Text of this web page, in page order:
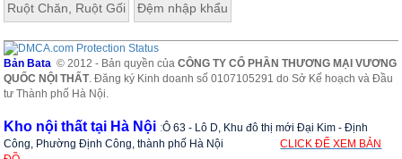
Ruột Chăn, Ruột Gối Đệm nhập khẩu
Bản Bata © 2012 - Bản quyền củaCÔNG TY CỔ PHẦN THƯƠNG MẠI VƯƠNG
QUỐC NỘI THẤT. Đăng ký Kinh doanh số 0107105291 do Sở Kế hoạch và Đầu
tư Thành phố Hà Nội.
Kho nội thất tại Hà Nội :Ô 63 - Lô D, Khu đô thị mới Đại Kim - Định
Công, Phường Định Công, thành phố Hà Nội
CLICK ĐỂ XEM BẢN